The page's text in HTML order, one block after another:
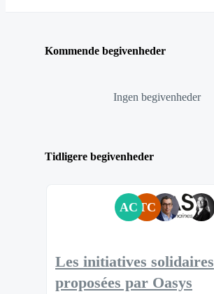
Kommende begivenheder
Ingen begivenheder
Tidligere begivenheder
AC TC
Les initiatives solidaires
proposées par Oasys